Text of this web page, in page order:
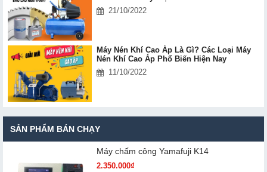
21/10/2022
Máy Nén Khí Cao Áp Là Gì? Các Loại Máy
Nén Khí Cao Áp Phổ Biến Hiện Nay
11/10/2022
SẢN PHẨM BÁN CHẠY
Máy chấm cô​ng Yamafuji K14
2.350.000₫